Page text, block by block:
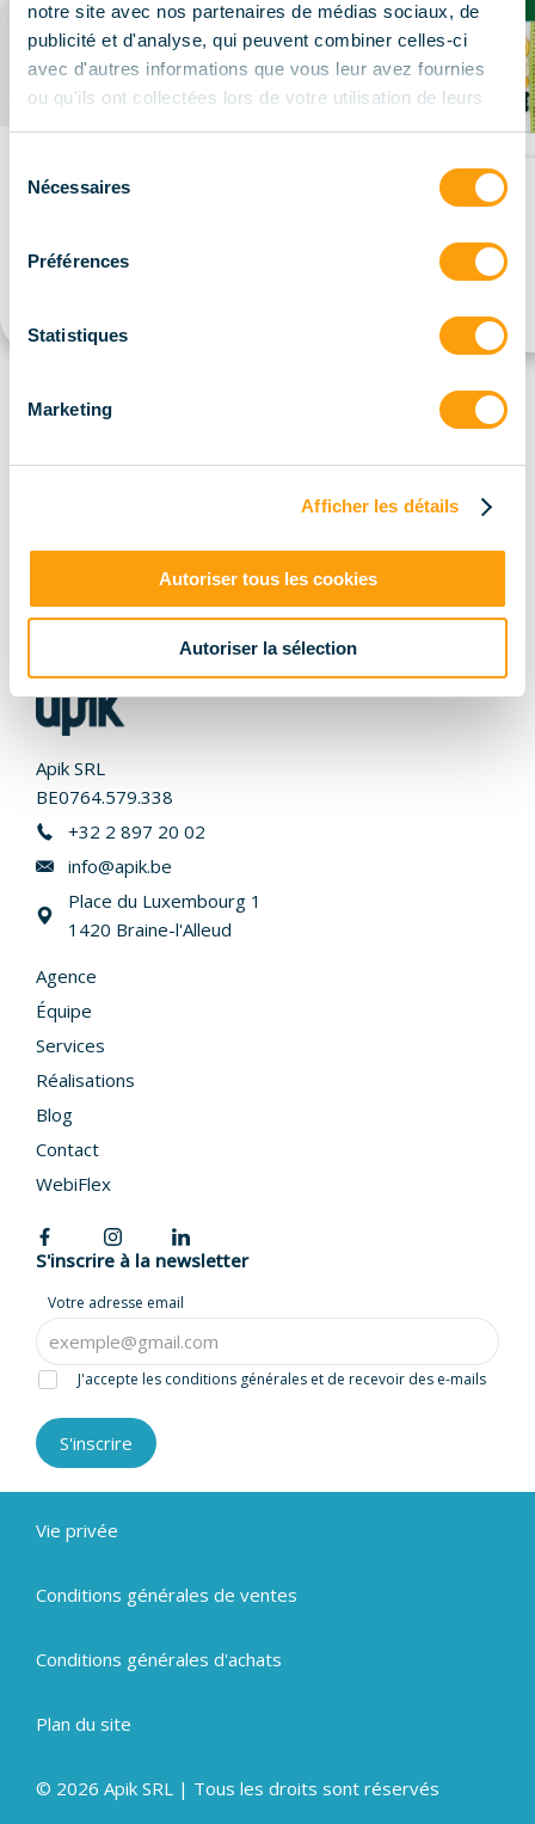
notre site avec nos partenaires de médias sociaux, de
publicité et d'analyse, qui peuvent combiner celles-ci
avec d'autres informations que vous leur avez fournies
ou qu'ils ont collectées lors de votre utilisation de leurs
Nécessaires
Préférences
Statistiques
Marketing
Afficher les détails
Autoriser tous les cookies
Autoriser la sélection
Nos certifications et partenariats:
Apik SRL
BE0764.579.338
+32 2 897 20 02
info@apik.be
Place du Luxembourg 1
1420 Braine-l'Alleud
Agence
Équipe
Services
Réalisations
Blog
Contact
WebiFlex
S'inscrire à la newsletter
Votre adresse email
J'accepte les conditions générales et de recevoir des e-mails
S'inscrire
Vie privée
Conditions générales de ventes
Conditions générales d'achats
Plan du site
© 2026 Apik SRL | Tous les droits sont réservés